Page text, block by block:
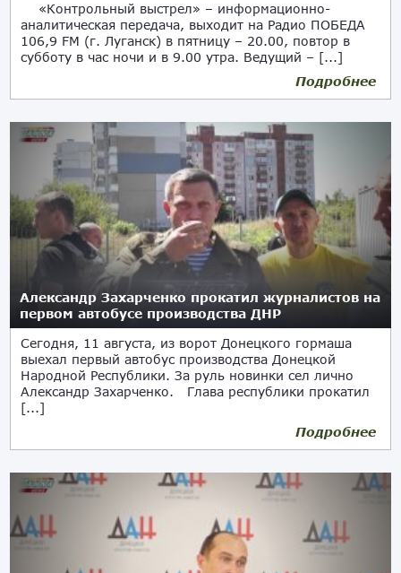
«Контрольный выстрел» – информационно-
аналитическая передача, выходит на Радио ПОБЕДА
106,9 FM (г. Луганск) в пятницу – 20.00, повтор в
субботу в час ночи и в 9.00 утра. Ведущий – [...]
Подробнее
Александр Захарченко прокатил журналистов на
первом автобусе производства ДНР
Сегодня, 11 августа, из ворот Донецкого гормаша
выехал первый автобус производства Донецкой
Народной Республики. За руль новинки сел лично
Александр Захарченко. Глава республики прокатил
[...]
Подробнее